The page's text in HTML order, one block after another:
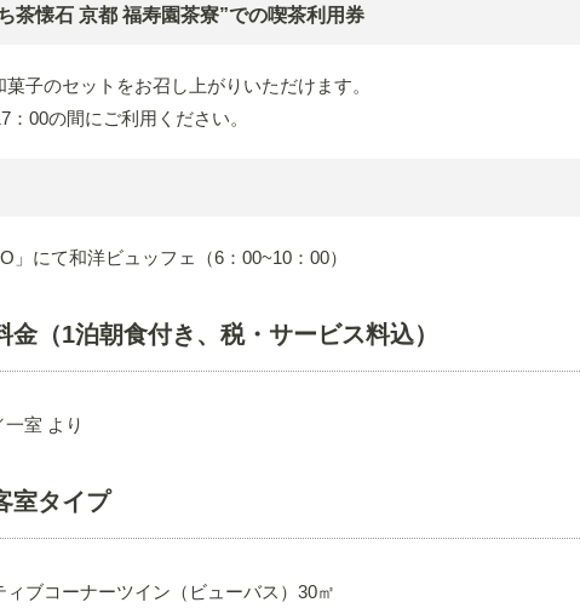
茶懐石 京都 福寿園茶寮”での喫茶利用券
菓子のセットをお召し上がりいただけます。
：00の間にご利用ください。
」にて和洋ビュッフェ（6：00~10：00）
金（1泊朝食付き、税・サービス料込）
一室 より
室タイプ
ィブコーナーツイン（ビューバス）30㎡